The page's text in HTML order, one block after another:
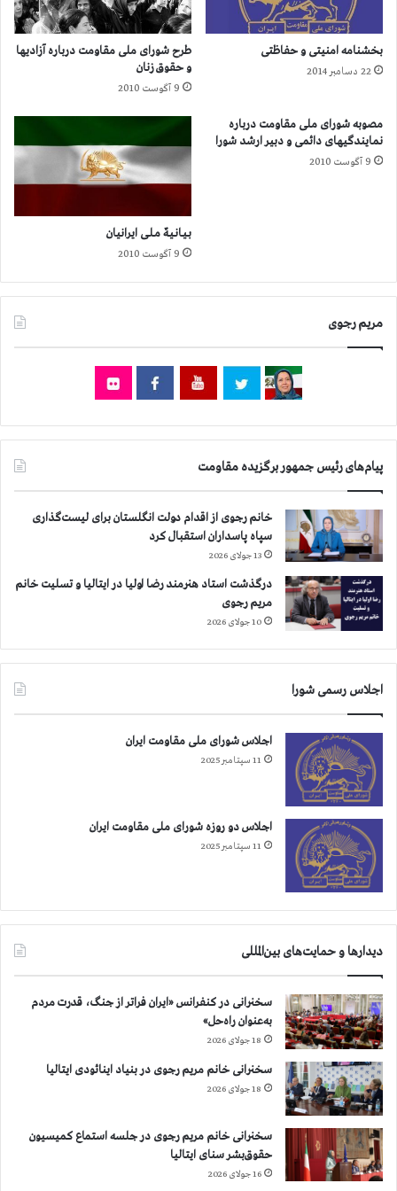
ب
ر
خ
ی
ک
ر
ا
ر
بخشنامه امنیتی و حفاظتی
22 دسامبر 2014
طرح شورای ملی مقاومت درباره آزادیها
و حقوق زنان
9 آگوست 2010
مصوبه شورای ملی مقاومت درباره
نمایندگیهای دائمی و دبیر ارشد شورا
9 آگوست 2010
بـیـانـیـهٌ‌ مـلـی ایرانیان
9 آگوست 2010
مریم رجوی
پیام‌های رئیس جمهور برگزیده مقاومت
خانم رجوی از اقدام دولت انگلستان برای لیست‌گذاری
سپاه پاسداران استقبال کرد
13 جولای 2026
درگذشت استاد هنرمند رضا اولیا در ایتالیا و تسلیت خانم
مریم رجوی
10 جولای 2026
اجلاس رسمی شورا
اجلاس شورای ملی مقاومت ایران
11 سپتامبر 2025
اجلاس دو روزه شورای ملی مقاومت ایران
11 سپتامبر 2025
دیدارها و حمایت‌های بین‌المللی
سخنرانی در کنفرانس «ایران فراتر از جنگ، قدرت مردم
به‌عنوان راه‌حل»
18 جولای 2026
سخنرانی خانم مریم رجوی در بنیاد اینائودی ایتالیا
18 جولای 2026
سخنرانی خانم مریم رجوی در جلسه استماع کمیسیون
حقوق‌بشر سنای ایتالیا
16 جولای 2026